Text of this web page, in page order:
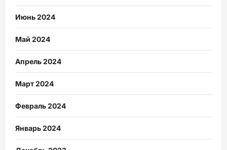
Июнь 2024
Май 2024
Апрель 2024
Март 2024
Февраль 2024
Январь 2024